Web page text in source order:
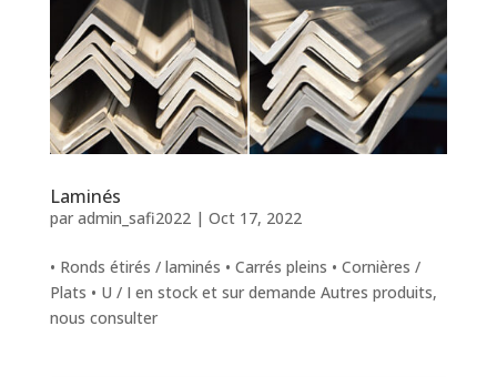
Laminés
par admin_safi2022| Oct 17, 2022
• Ronds étirés / laminés • Carrés pleins • Cornières /
Plats • U / I en stock et sur demande Autres produits,
nous consulter